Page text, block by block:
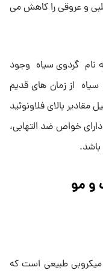
و عروقی را کاهش می
نام گردوی سیاه وجود
سیاه از زمان های قدیم
بالای فلاونوئید
خواص ضد التهابی،
و مو
طبیعی است که